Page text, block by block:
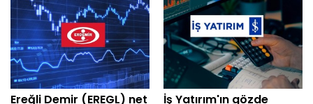
Ereğli Demir (EREGL) net
İş Yatırım'ın gözde